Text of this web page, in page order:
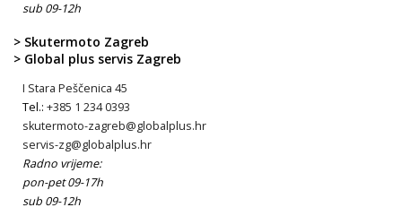
sub 09-12h
> Skutermoto Zagreb
> Global plus servis Zagreb
I Stara Peščenica 45
Tel.: +385 1 234 0393
skutermoto-zagreb@globalplus.hr
servis-zg@globalplus.hr
Radno vrijeme:
pon-pet 09-17h
sub 09-12h